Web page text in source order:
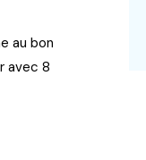
au bon
avec 8